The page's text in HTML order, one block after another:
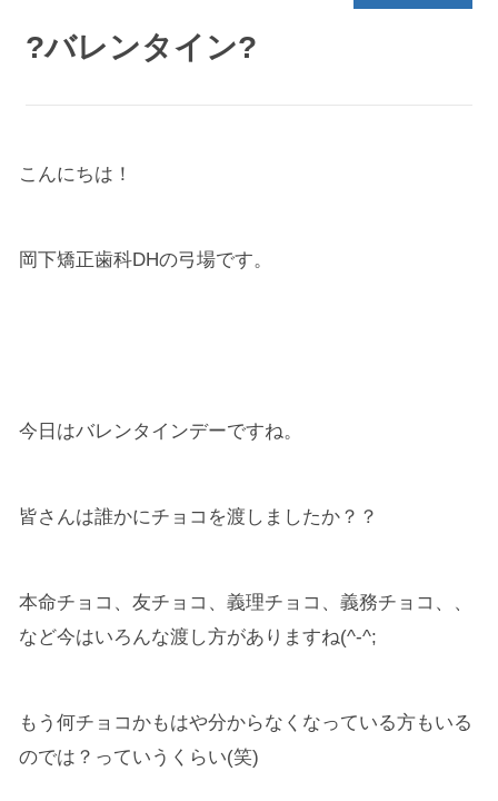
?バレンタイン?
こんにちは！
岡下矯正歯科DHの弓場です。
今日はバレンタインデーですね。
皆さんは誰かにチョコを渡しましたか？？
本命チョコ、友チョコ、義理チョコ、義務チョコ、、
など今はいろんな渡し方がありますね(^-^;
もう何チョコかもはや分からなくなっている方もいる
のでは？っていうくらい(笑)